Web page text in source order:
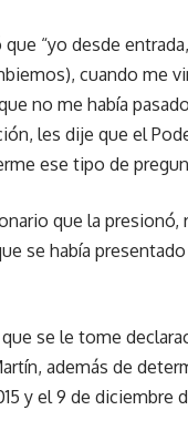
“yo desde
cuando me
no me había
les dije que el
ese tipo de
que la presionó,
se había
se le tome
además de
y el 9 de diciembre